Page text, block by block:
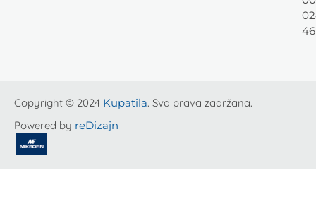
46
Copyright © 2024 Kupatila. Sva prava zadržana.
Powered by reDizajn